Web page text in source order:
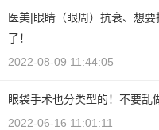
医美|眼睛（眼周）抗衰、想
了！
2022-08-09 11:44:05
眼袋手术也分类型的！不要乱
2022-06-16 11:01:11